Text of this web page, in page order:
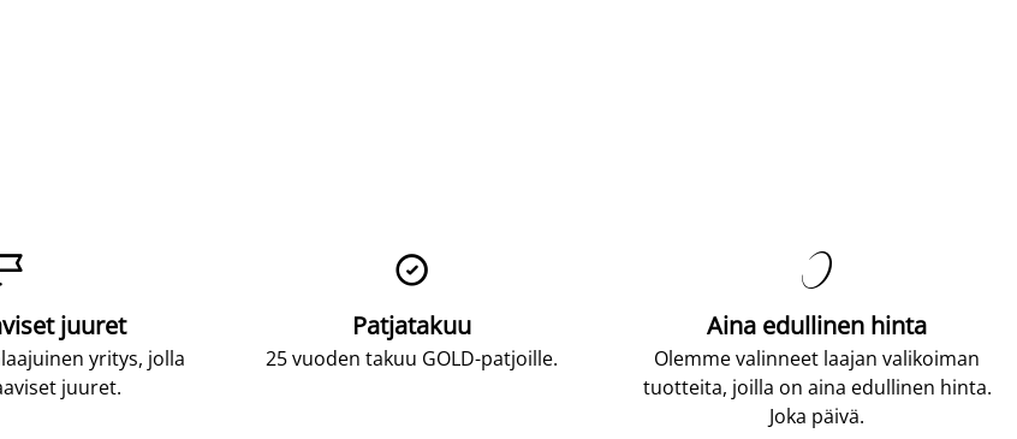
juuret
yritys, jolla
juuret.

Patjatakuu
25 vuoden takuu GOLD-patjoille.

Aina edullinen hinta
Olemme valinneet laajan valikoiman
tuotteita, joilla on aina edullinen hinta.
Joka päivä.